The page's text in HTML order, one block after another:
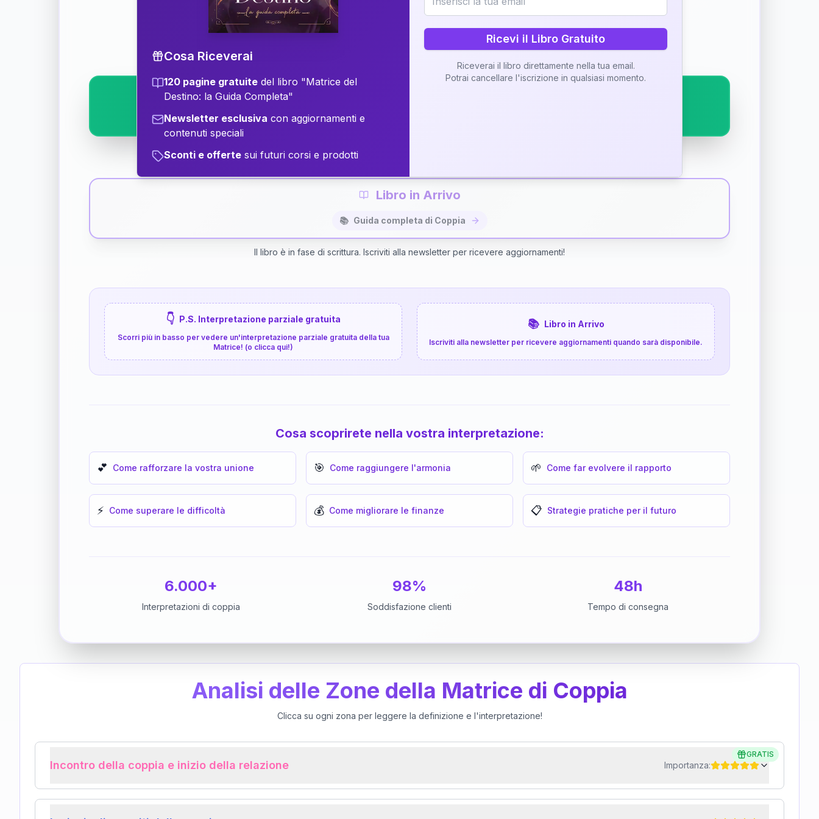
Scopri il significato della vostra Matrice di Coppia attraverso una nostra interpretazione
✨ Interpretazione personalizzata
⚡
Libro in Arrivo
📚 Guida completa di Coppia
Il libro è in fase di scrittura. Iscriviti alla newsletter per ricevere aggiornamenti!
👇 P.S. Interpretazione parziale gratuita
Scorri più in basso per vedere un'interpretazione parziale gratuita della tua
Matrice! (o clicca qui!)
📚 Libro in Arrivo
Iscriviti alla newsletter per ricevere aggiornamenti quando sarà disponibile.
Cosa scoprirete nella vostra interpretazione:
💕 Come rafforzare la vostra unione 🎯 Come raggiungere l'armonia 🌱 Come far evolvere il rapporto
⚡ Come superare le difficoltà 💰 Come migliorare le finanze 📋 Strategie pratiche per il futuro
6.000+
Interpretazioni di coppia
98%
Soddisfazione clienti
48h
Tempo di consegna
Analisi delle Zone della Matrice di Coppia
Clicca su ogni zona per leggere la definizione e l'interpretazione!
GRATIS
Incontro della coppia e inizio della relazione Importanza:
Cosa Riceverai
120 pagine gratuite del libro "Matrice del
Destino: la Guida Completa"
Newsletter esclusiva con aggiornamenti e
contenuti speciali
Sconti e offerte sui futuri corsi e prodotti
Ricevi il Libro Gratuito
Riceverai il libro direttamente nella tua email.
Potrai cancellare l'iscrizione in qualsiasi momento.